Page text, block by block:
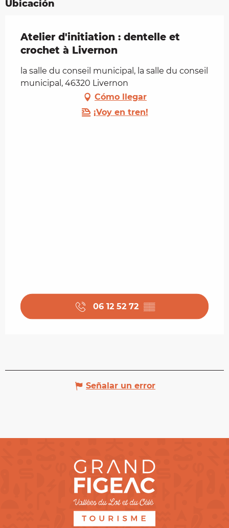
Ubicación
Atelier d'initiation : dentelle et
crochet à Livernon
la salle du conseil municipal, la salle du conseil
municipal, 46320 Livernon
Cómo llegar
¡Voy en tren!
06 12 52 72 ▒▒
Señalar un error